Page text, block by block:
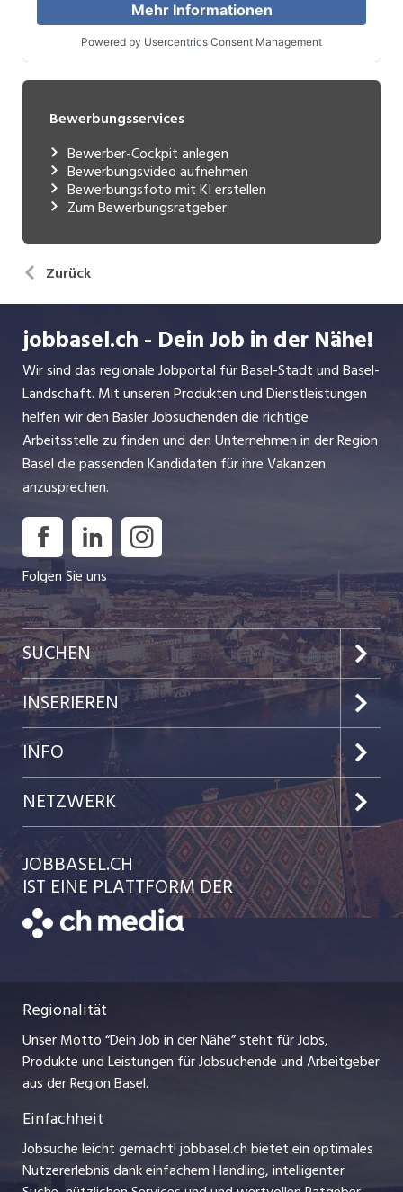
Bewerbungsservices
Bewerber-Cockpit anlegen
Bewerbungsvideo aufnehmen
Bewerbungsfoto mit KI erstellen
Zum Bewerbungsratgeber
Zurück
jobbasel.ch - Dein Job in der Nähe!
Wir sind das regionale Jobportal für Basel-Stadt und Basel-
Landschaft. Mit unseren Produkten und Dienstleistungen
helfen wir den Basler Jobsuchenden die richtige
Arbeitsstelle zu finden und den Unternehmen in der Region
Basel die passenden Kandidaten für ihre Vakanzen
anzusprechen.
Folgen Sie uns
SUCHEN
Jobs im Kanton Basel-Stadt
Jobs im Kanton Baselland
Jobs in der Stadt Basel
Jobs in der Stadt Liestal
Festanstellungen
Temporäre Jobs
Lehrstellen
Ferienjobs
Management / Kader-Jobs
Arbeitgeber
INSERIEREN
Preise & Leistungen
Kundenlogin
Einzelinserat disponieren
Schnittstelle
INFO
Team
AGB
Datenschutzerklärung
Impressum
Stellenmeldepflicht
Bewerber-Cockpit
NETZWERK
jobbern.ch
zentraljob.ch
myjob.ch
jobzüri.ch
ajourjob.ch
bzbasel.ch
JOBBASEL.CH
IST EINE PLATTFORM DER
Regionalität
Unser Motto “Dein Job in der Nähe” steht für Jobs,
Produkte und Leistungen für Jobsuchende und Arbeitgeber
aus der Region Basel.
Einfachheit
Jobsuche leicht gemacht! jobbasel.ch bietet ein optimales
Nutzererlebnis dank einfachem Handling, intelligenter